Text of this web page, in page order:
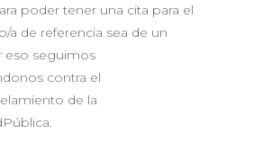
poder tener una cita para el
a de referencia sea de un
eso seguimos
contra el
de la